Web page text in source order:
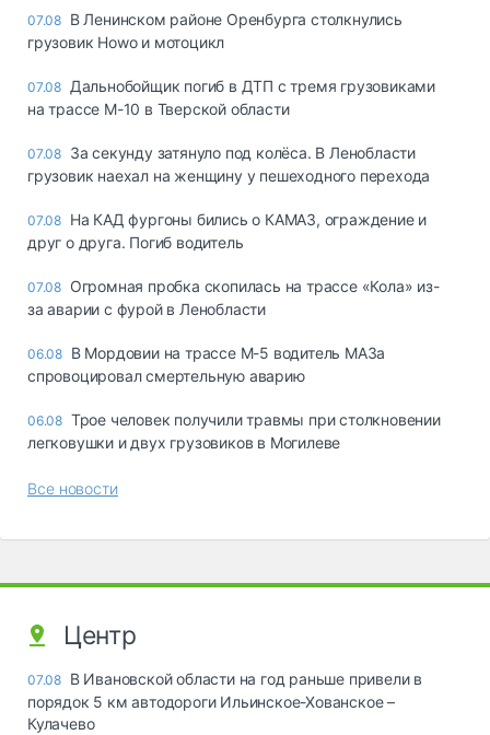
07.08 В Ленинском районе Оренбурга столкнулись
грузовик Howo и мотоцикл
07.08 Дальнобойщик погиб в ДТП с тремя грузовиками
на трассе М-10 в Тверской области
07.08 За секунду затянуло под колёса. В Ленобласти
грузовик наехал на женщину у пешеходного перехода
07.08 На КАД фургоны бились о КАМАЗ, ограждение и
друг о друга. Погиб водитель
07.08 Огромная пробка скопилась на трассе «Кола» из-
за аварии с фурой в Ленобласти
06.08 В Мордовии на трассе М-5 водитель МАЗа
спровоцировал смертельную аварию
06.08 Трое человек получили травмы при столкновении
легковушки и двух грузовиков в Могилеве
Все новости
Центр
07.08 В Ивановской области на год раньше привели в
порядок 5 км автодороги Ильинское-Хованское –
Кулачево